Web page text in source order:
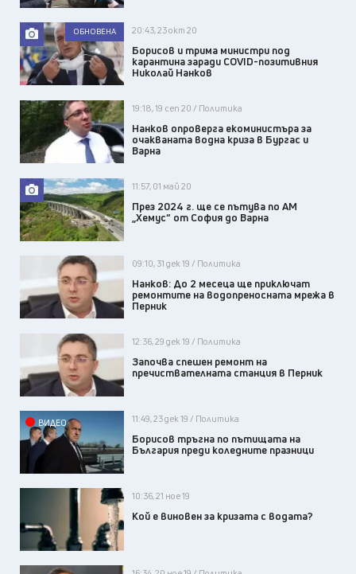
ОБНОВЕНА 20:43, 23 окт 20
Борисов и трима министри под
карантина заради COVID-позитивния
Николай Нанков
19:18, 19 сеп 20 / Политика
Нанков опроверга екоминистъра за
очакваната водна криза в Бургас и
Варна
11:57, 01 май 20
През 2024 г. ще се пътува по АМ
„Хемус“ от София до Варна
09:10, 31 дек 19 / Политика
Нанков: До 2 месеца ще приключат
ремонтите на водопреносната мрежа в
Перник
12:36, 29 дек 19 / Политика
Започва спешен ремонт на
пречиствателната станция в Перник
ВИДЕО 11:49, 23 дек 19 / Политика
Борисов тръгна по пътищата на
България преди коледните празници
10:36, 21 ное 19
Кой е виновен за кризата с водата?